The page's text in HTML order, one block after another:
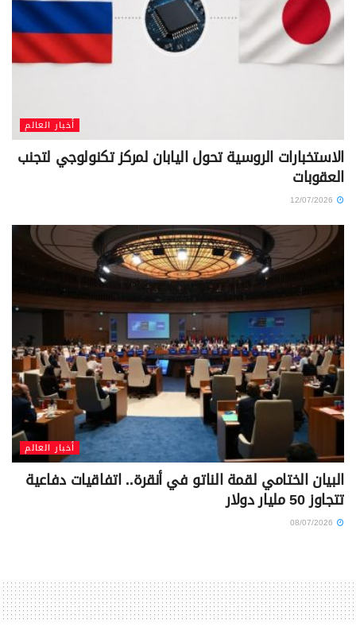
أخبار العالم
الاستخبارات الروسية تحول اليابان لمركز تكنولوجي لتجنب
العقوبات
أخبار العالم
البيان الختامي لقمة الناتو في أنقرة.. اتفاقيات دفاعية
تتجاوز 50 مليار دولار